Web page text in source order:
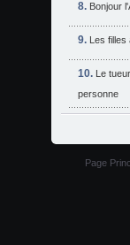
Bonjour
Les filles
Le
personne
Page